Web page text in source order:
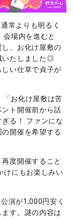
常よりも明るく
会場内を進むと
し、お化け屋敷の
いたしました◎
い仕草で貞子が
お化け屋敷は苦
ト開催前から話
る！ ファンにな
開催を希望する
度開催すること
けにもお楽しみい
演が1,000円安く
す。謎の内容は